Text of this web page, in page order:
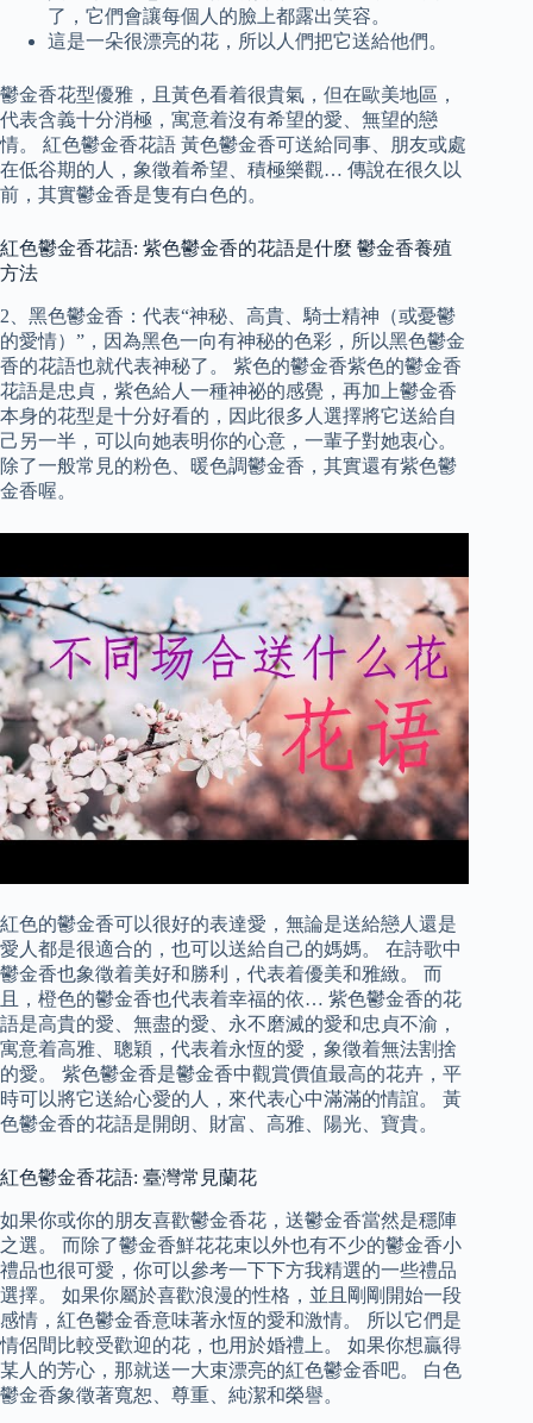
了，它們會讓每個人的臉上都露出笑容。
這是一朵很漂亮的花，所以人們把它送給他們。
鬱金香花型優雅，且黃色看着很貴氣，但在歐美地區，
代表含義十分消極，寓意着沒有希望的愛、無望的戀
情。 紅色鬱金香花語 黃色鬱金香可送給同事、朋友或處
在低谷期的人，象徵着希望、積極樂觀… 傳說在很久以
前，其實鬱金香是隻有白色的。
紅色鬱金香花語: 紫色鬱金香的花語是什麼 鬱金香養殖
方法
2、黑色鬱金香：代表“神秘、高貴、騎士精神（或憂鬱
的愛情）”，因為黑色一向有神秘的色彩，所以黑色鬱金
香的花語也就代表神秘了。 紫色的鬱金香紫色的鬱金香
花語是忠貞，紫色給人一種神祕的感覺，再加上鬱金香
本身的花型是十分好看的，因此很多人選擇將它送給自
己另一半，可以向她表明你的心意，一輩子對她衷心。
除了一般常見的粉色、暖色調鬱金香，其實還有紫色鬱
金香喔。
紅色的鬱金香可以很好的表達愛，無論是送給戀人還是
愛人都是很適合的，也可以送給自己的媽媽。 在詩歌中
鬱金香也象徵着美好和勝利，代表着優美和雅緻。 而
且，橙色的鬱金香也代表着幸福的依… 紫色鬱金香的花
語是高貴的愛、無盡的愛、永不磨滅的愛和忠貞不渝，
寓意着高雅、聰穎，代表着永恆的愛，象徵着無法割捨
的愛。 紫色鬱金香是鬱金香中觀賞價值最高的花卉，平
時可以將它送給心愛的人，來代表心中滿滿的情誼。 黃
色鬱金香的花語是開朗、財富、高雅、陽光、寶貴。
紅色鬱金香花語: 臺灣常見蘭花
如果你或你的朋友喜歡鬱金香花，送鬱金香當然是穩陣
之選。 而除了鬱金香鮮花花束以外也有不少的鬱金香小
禮品也很可愛，你可以參考一下下方我精選的一些禮品
選擇。 如果你屬於喜歡浪漫的性格，並且剛剛開始一段
感情，紅色鬱金香意味著永恆的愛和激情。 所以它們是
情侶間比較受歡迎的花，也用於婚禮上。 如果你想贏得
某人的芳心，那就送一大束漂亮的紅色鬱金香吧。 白色
鬱金香象徵著寬恕、尊重、純潔和榮譽。